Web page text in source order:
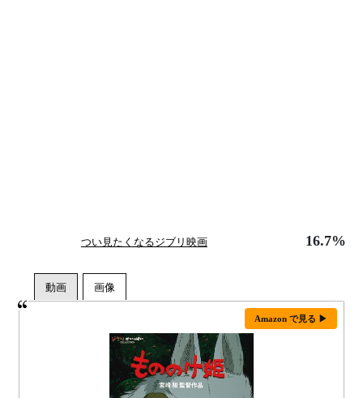
つい見たくなるジブリ映画 16.7%
Amazon で見る ▶